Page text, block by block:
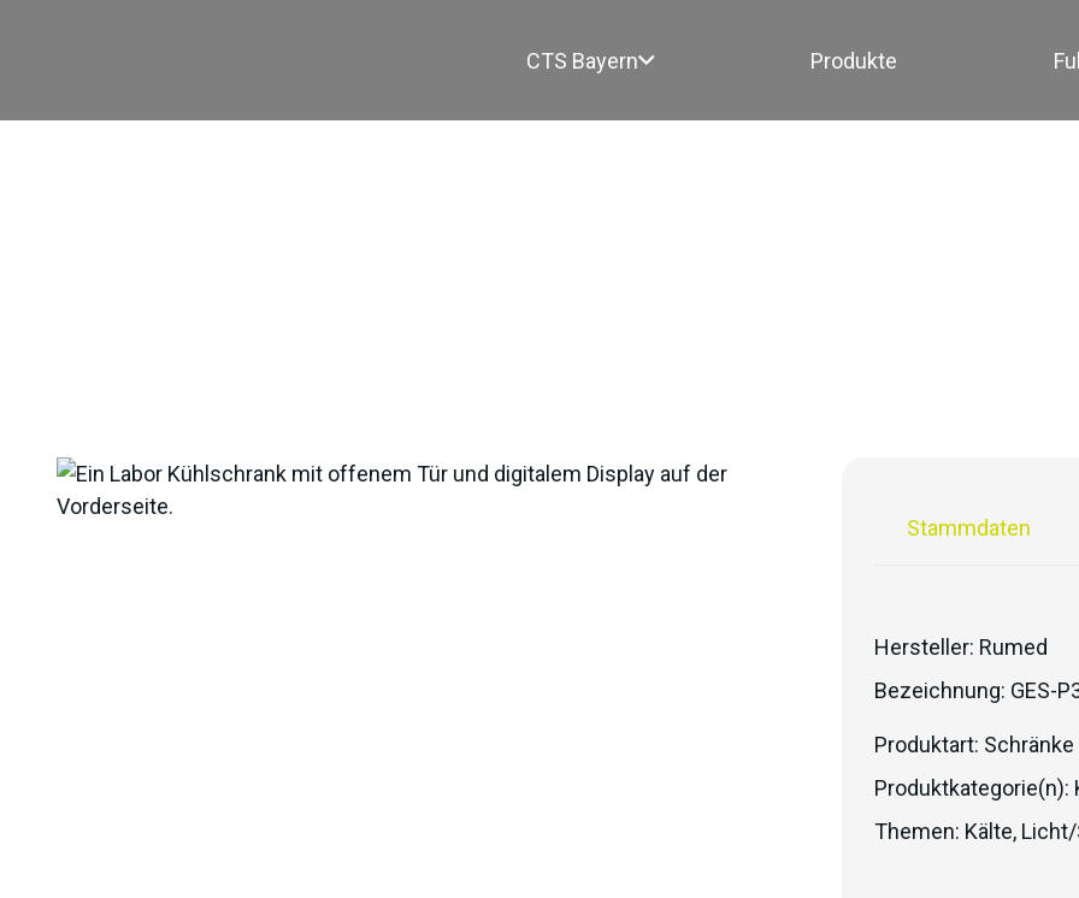
CTS Bayern Produkte
Stammdaten
Hersteller: Rumed
Bezeichnung: GES-
Produktart: Schränke
Produktkategorie(n):
Themen: Kälte,